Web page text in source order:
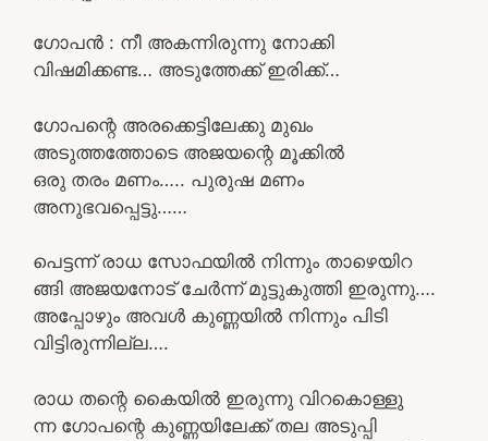
ഗോപൻ : നീ അകന്നിരുന്നു നോക്കി
വിഷമിക്കണ്ട… അടുത്തേക്ക് ഇരിക്ക്…
ഗോപന്റെ അരക്കെട്ടിലേക്കു മുഖം
അടുത്തത്തോടെ അജയന്റെ മൂക്കിൽ
ഒരു തരം മണം….. പുരുഷ മണം
അനുഭവപ്പെട്ടു……
പെട്ടന്ന് രാധ സോഫയിൽ നിന്നും താഴെയിറ
ങ്ങി അജയനോട് ചേർന്ന് മുട്ടുകുത്തി ഇരുന്നു….
അപ്പോഴും അവൾ കുണ്ണയിൽ നിന്നും പിടി
വിട്ടിരുന്നില്ല….
രാധ തന്റെ കൈയിൽ ഇരുന്നു വിറകൊള്ളു
ന്ന ഗോപന്റെ കുണ്ണയിലേക്ക് തല അടുപ്പി